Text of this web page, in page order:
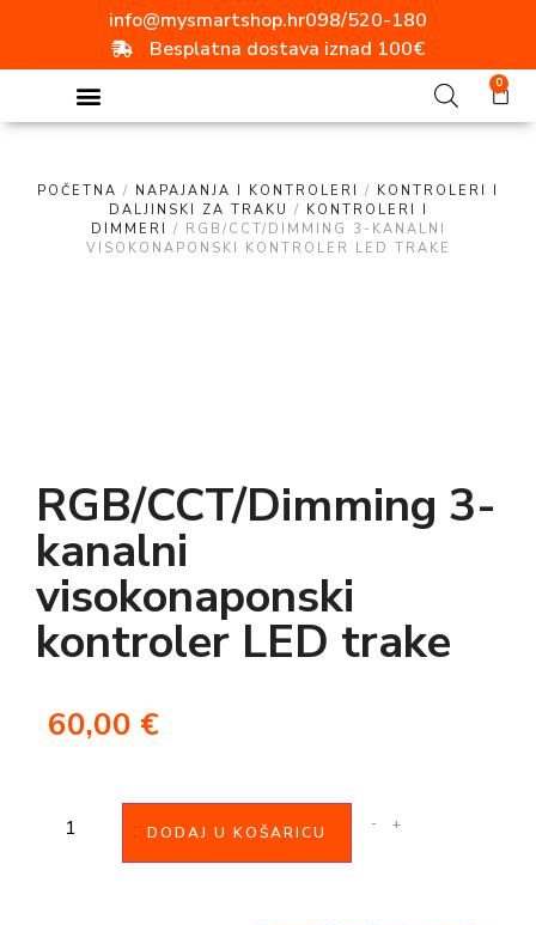
info@mysmartshop.hr098/520-180
Besplatna dostava iznad 100€
0
POČETNA / NAPAJANJA I KONTROLERI / KONTROLERI I
DALJINSKI ZA TRAKU / KONTROLERI I
DIMMERI / RGB/CCT/DIMMING 3-KANALNI
VISOKONAPONSKI KONTROLER LED TRAKE
RGB/CCT/Dimming 3-
kanalni
visokonaponski
kontroler LED trake
60,00 €
- +
DODAJ U KOŠARICU